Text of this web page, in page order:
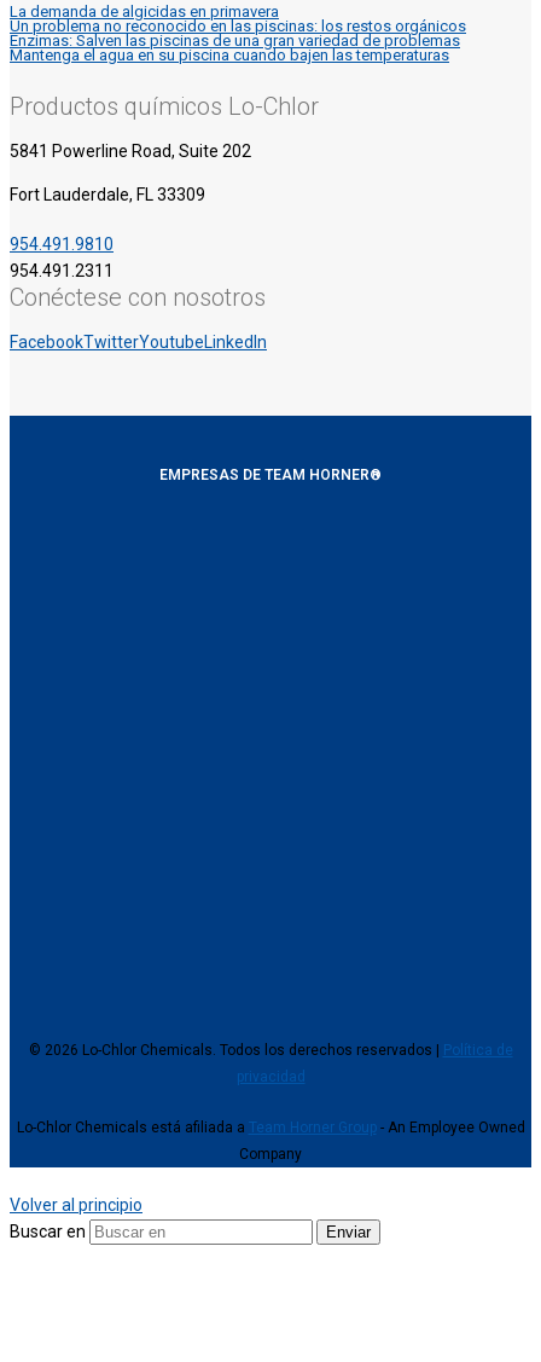
La demanda de algicidas en primavera
Un problema no reconocido en las piscinas: los restos orgánicos
Enzimas: Salven las piscinas de una gran variedad de problemas
Mantenga el agua en su piscina cuando bajen las temperaturas
Productos químicos Lo-Chlor
5841 Powerline Road, Suite 202
Fort Lauderdale, FL 33309
954.491.9810
954.491.2311
Conéctese con nosotros
FacebookTwitterYoutubeLinkedIn
EMPRESAS DE TEAM HORNER®
© 2026 Lo-Chlor Chemicals. Todos los derechos reservados | Política de
privacidad
Lo-Chlor Chemicals está afiliada a Team Horner Group- An Employee Owned
Company
Volver al principio
Buscar en
Enviar